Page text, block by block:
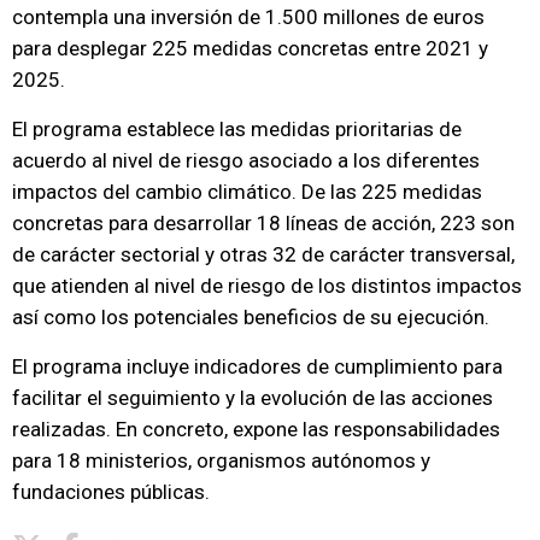
contempla una inversión de 1.500 millones de euros
para desplegar 225 medidas concretas entre 2021 y
2025.
El programa establece las medidas prioritarias de
acuerdo al nivel de riesgo asociado a los diferentes
impactos del cambio climático. De las 225 medidas
concretas para desarrollar 18 líneas de acción, 223 son
de carácter sectorial y otras 32 de carácter transversal,
que atienden al nivel de riesgo de los distintos impactos
así como los potenciales beneficios de su ejecución.
El programa incluye indicadores de cumplimiento para
facilitar el seguimiento y la evolución de las acciones
realizadas. En concreto, expone las responsabilidades
para 18 ministerios, organismos autónomos y
fundaciones públicas.